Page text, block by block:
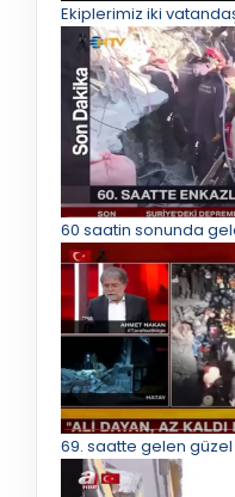
Ekiplerimiz iki
60 saatin sonunda
69. saatte gelen güzel